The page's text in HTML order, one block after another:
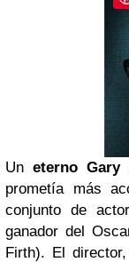
Un eterno Gary
prometía más
conjunto de
ganador del
Firth). El director,